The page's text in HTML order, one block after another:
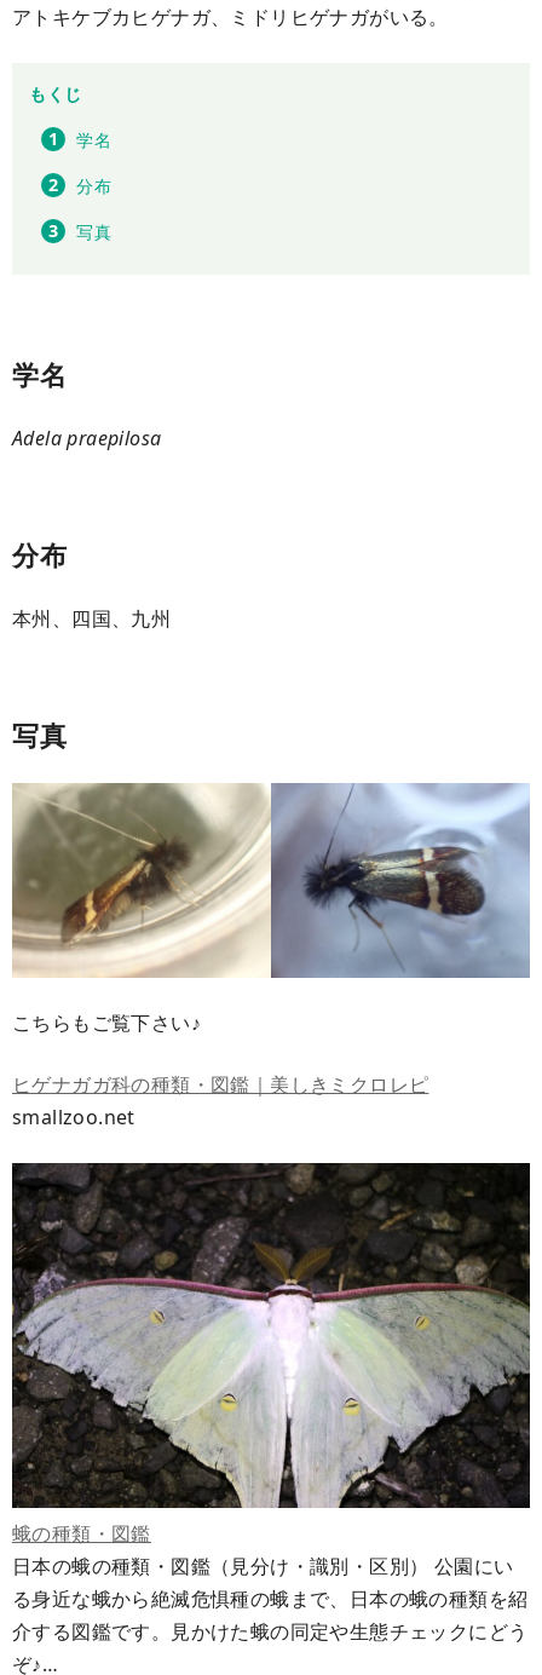
アトキケブカヒゲナガ、ミドリヒゲナガがいる。
もくじ
学名
分布
写真
学名
Adela praepilosa
分布
本州、四国、九州
写真
こちらもご覧下さい♪
ヒゲナガガ科の種類・図鑑｜美しきミクロレピ
smallzoo.net
蛾の種類・図鑑
日本の蛾の種類・図鑑（見分け・識別・区別） 公園にい
る身近な蛾から絶滅危惧種の蛾まで、日本の蛾の種類を紹
介する図鑑です。見かけた蛾の同定や生態チェックにどう
ぞ♪…